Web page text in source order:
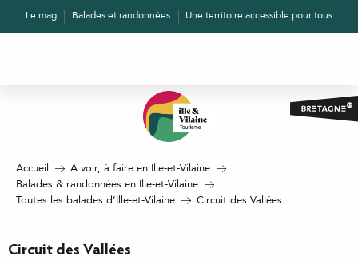
AllerLe mag Balades et randonnées Une territoire accessible pour tous
Accueil
À voir, à faire en Ille-et-Vilaine
Balades & randonnées en Ille-et-Vilaine
Toutes les balades d’Ille-et-Vilaine
Circuit des Vallées
Circuit des Vallées